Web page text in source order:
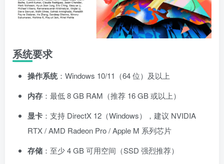
系统要求
操作系统：Windows 10/11（64 位）及以上
内存 ：最低 8 GB RAM（推荐 16 GB 或以上）
显卡 ：支持 DirectX 12（Windows），建议 NVIDIA
RTX / AMD Radeon Pro / Apple M 系列芯片
存储 ：至少 4 GB 可用空间（SSD 强烈推荐）